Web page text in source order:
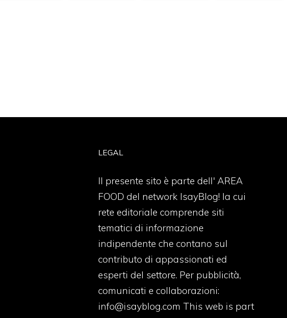
LEGAL
Il presente sito è parte dell' AREA
FOOD del network IsayBlog! la cui
rete editoriale comprende siti
tematici di informazione
indipendente che contano sul
contributo di appassionati ed
esperti del settore. Per pubblicità,
comunicati e collaborazioni:
info@isayblog.com This web is part